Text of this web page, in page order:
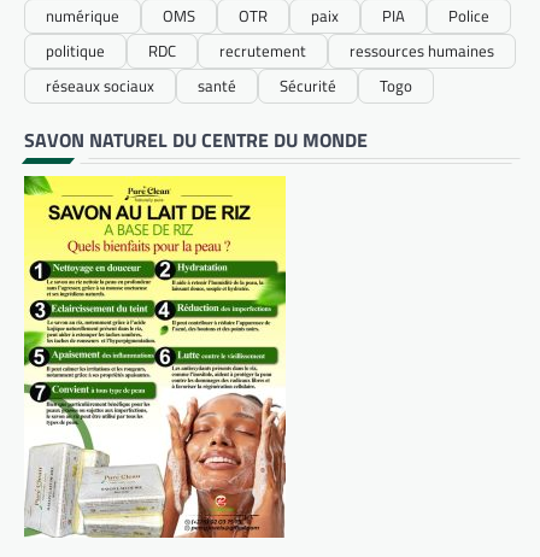
numérique
OMS OTR paix PIA
Police
politique
RDC recrutement
ressources humaines
réseaux sociaux
santé Sécurité Togo
SAVON NATUREL DU CENTRE DU MONDE